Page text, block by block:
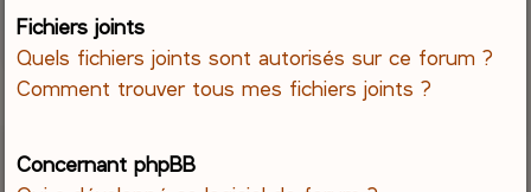
Fichiers joints
Quels fichiers joints sont autorisés sur ce forum ?
Comment trouver tous mes fichiers joints ?
Concernant phpBB